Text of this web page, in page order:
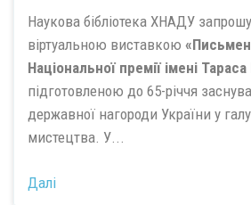
Наукова бібліотека ХНАДУ
віртуальною виставкою
Національної премії імені
підготовленою до 65-річчя
державної нагороди України у
мистецтва. У...
Далі